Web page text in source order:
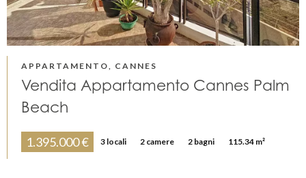
APPARTAMENTO, CANNES
Vendita Appartamento Cannes Palm
Beach
1.395.000 € 3 locali 2 camere 2 bagni 115.34 m²